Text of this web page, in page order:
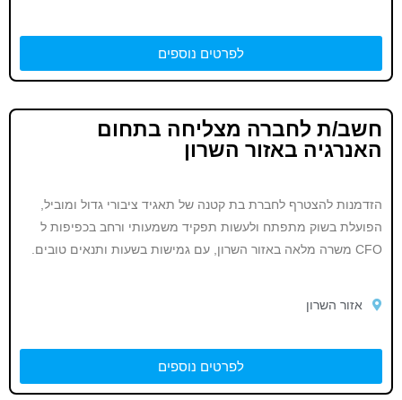
לפרטים נוספים
חשב/ת לחברה מצליחה בתחום
האנרגיה באזור השרון
הזדמנות להצטרף לחברת בת קטנה של תאגיד ציבורי גדול ומוביל,
הפועלת בשוק מתפתח ולעשות תפקיד משמעותי ורחב בכפיפות ל
CFO משרה מלאה באזור השרון, עם גמישות בשעות ותנאים טובים.
אזור השרון
לפרטים נוספים